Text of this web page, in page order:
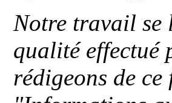
Notre travail se
qualité effectué
rédigeons de